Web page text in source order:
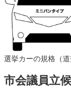
選挙カーの規格（道
市会議員立